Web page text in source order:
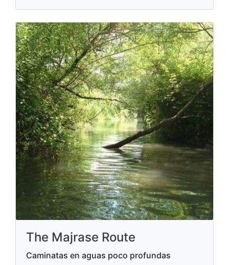
The Majrase Route
Caminatas en aguas poco profundas